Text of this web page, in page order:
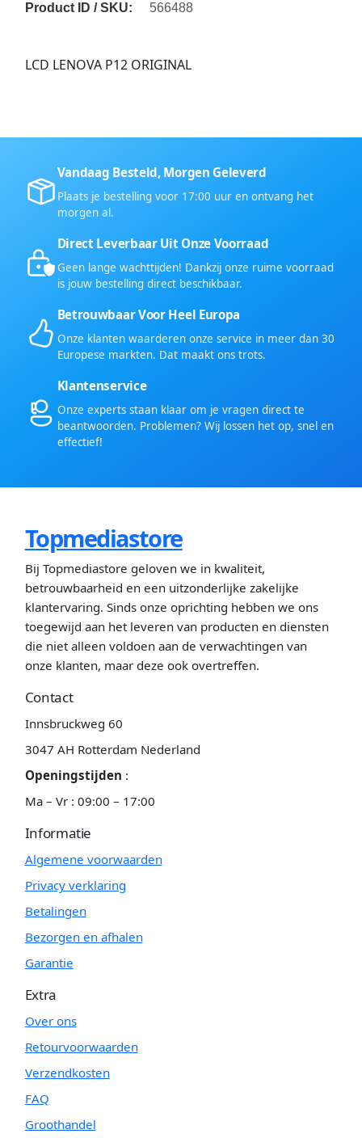
Product ID / SKU:
566488
LCD LENOVA P12 ORIGINAL
Vandaag Besteld, Morgen Geleverd
Plaats je bestelling voor 17:00 uur en ontvang het
morgen al.
Direct Leverbaar Uit Onze Voorraad
Geen lange wachttijden! Dankzij onze ruime voorraad
is jouw bestelling direct beschikbaar.
Betrouwbaar Voor Heel Europa
Onze klanten waarderen onze service in meer dan 30
Europese markten. Dat maakt ons trots.
Klantenservice
Onze experts staan klaar om je vragen direct te
beantwoorden. Problemen? Wij lossen het op, snel en
effectief!
Topmediastore
Bij Topmediastore geloven we in kwaliteit,
betrouwbaarheid en een uitzonderlijke zakelijke
klantervaring. Sinds onze oprichting hebben we ons
toegewijd aan het leveren van producten en diensten
die niet alleen voldoen aan de verwachtingen van
onze klanten, maar deze ook overtreffen.
Contact
Innsbruckweg 60
3047 AH Rotterdam Nederland
Openingstijden :
Ma – Vr : 09:00 – 17:00
Informatie
Algemene voorwaarden
Privacy verklaring
Betalingen
Bezorgen en afhalen
Garantie
Extra
Over ons
Retourvoorwaarden
Verzendkosten
FAQ
Groothandel